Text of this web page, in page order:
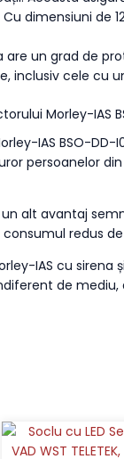
Cu dimensiuni de
are un grad de
inclusiv cele cu
Morley-IAS
IAS BSO-
persoanelor
alt avantaj
redus
IAS cu
de